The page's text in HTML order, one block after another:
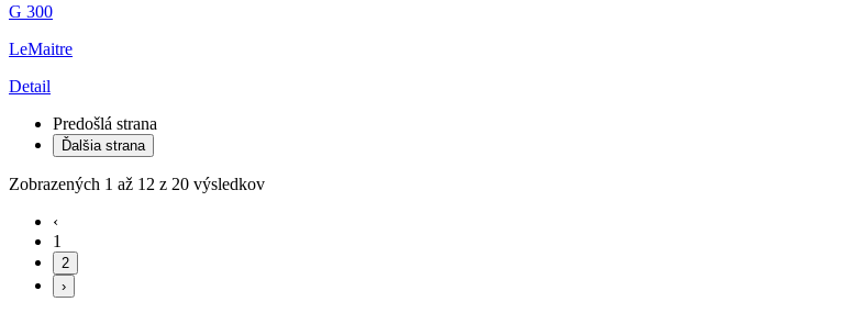
G 300
LeMaitre
Detail
Predošlá strana
Ďalšia strana
Zobrazených 1 až 12 z 20 výsledkov
‹
1
2
›